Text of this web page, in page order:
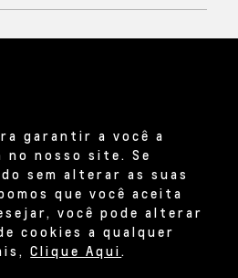
garantir a você a
no nosso site. Se
sem alterar as suas
que você aceita
você pode alterar
cookies a qualquer
Clique Aqui.